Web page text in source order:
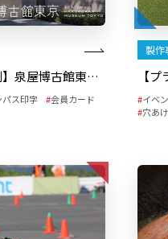
【プラスチックカード作成・事例】泉屋博古館東京様 年間パスポート
パス印字 会員カード
製作
イベ
穴あ